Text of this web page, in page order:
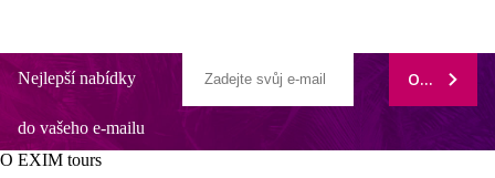
Nejlepší nabídky
do vašeho e-mailu
ODEBÍRAT
O EXIM tours